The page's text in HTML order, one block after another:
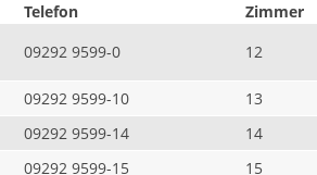
Telefon Zimmer
09292 9599-0 12
09292 9599-10 13
09292 9599-14 14
09292 9599-15 15